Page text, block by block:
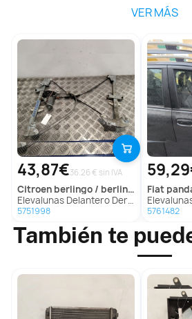
VER MÁS
43,87€36.26 € sin IVA
citroen berlingo / berlingo first monospace (mf_, gjk_, gfk_)
Elevalunas Delantero Derecho para Citroën Berlingo / Berlingo First Monospace (Mf_, Gjk_, Gfk_)
5751998
fiat
Elevalunas
5761482
También te